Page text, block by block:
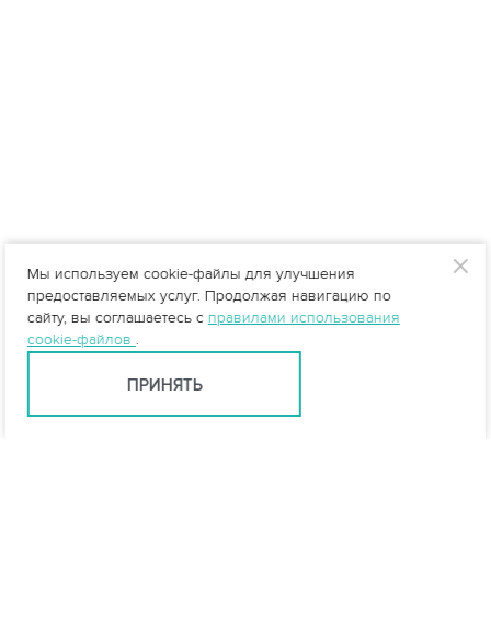
Мы используем cookie-файлы для улучшения
предоставляемых услуг. Продолжая навигацию по
сайту, вы соглашаетесь с правилами использования
cookie-файлов .
ПРИНЯТЬ